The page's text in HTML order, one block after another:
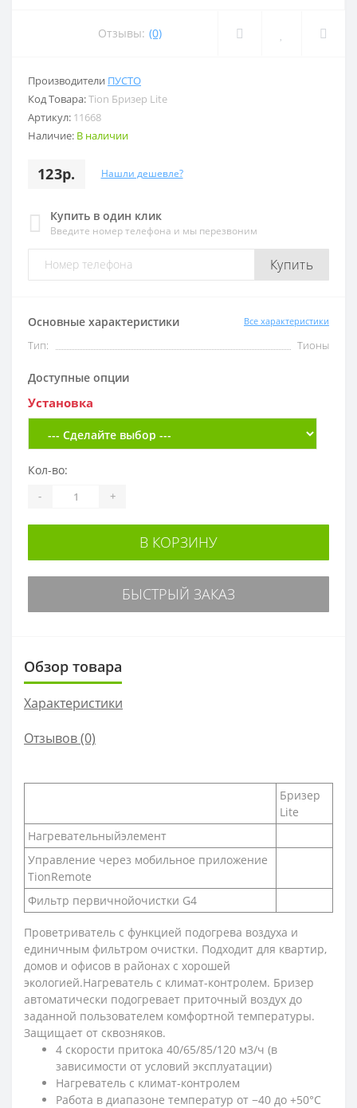
Отзывы: (0)
Производители ПУСТО
Код Товара:Tion Бризер Lite
Артикул: 11668
Наличие: В наличии
123р. Нашли дешевле?
Купить в один клик
Введите номер телефона и мы перезвоним
Купить
Основные характеристики Все характеристики
Тип: Тионы
Доступные опции
Установка
Кол-во:
- +
В КОРЗИНУ
БЫСТРЫЙ ЗАКАЗ
Обзор товара
Характеристики
Отзывов (0)
Бризер
Lite
Нагревательныйэлемент
Управление через мобильное приложение
TionRemote
Фильтр первичнойочистки G4
Проветриватель с функцией подогрева воздуха и
единичным фильтром очистки. Подходит для квартир,
домов и офисов в районах с хорошей
экологией.Нагреватель с климат-контролем. Бризер
автоматически подогревает приточный воздух до
заданной пользователем комфортной температуры.
Защищает от сквозняков.
4 скорости притока 40/65/85/120 м3/ч (в
зависимости от условий эксплуатации)
Нагреватель с климат-контролем
Работа в диапазоне температур от −40 до +50°С